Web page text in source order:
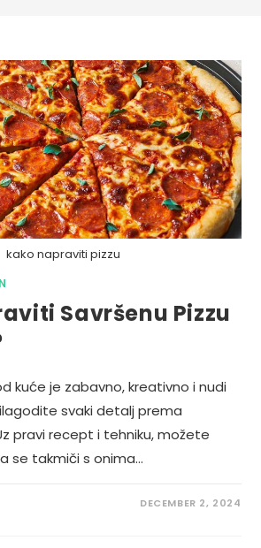
kako napraviti pizzu
Savršenu Pizzu
kuće je zabavno, kreativno i nudi
svaki detalj prema
pravi recept i tehniku, možete
se takmiči s onima…
DECEMBER 2, 2024